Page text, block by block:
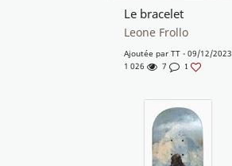
Le bracelet
Leone Frollo
Ajoutée par TT - 09/12/2023
1 026
7 1